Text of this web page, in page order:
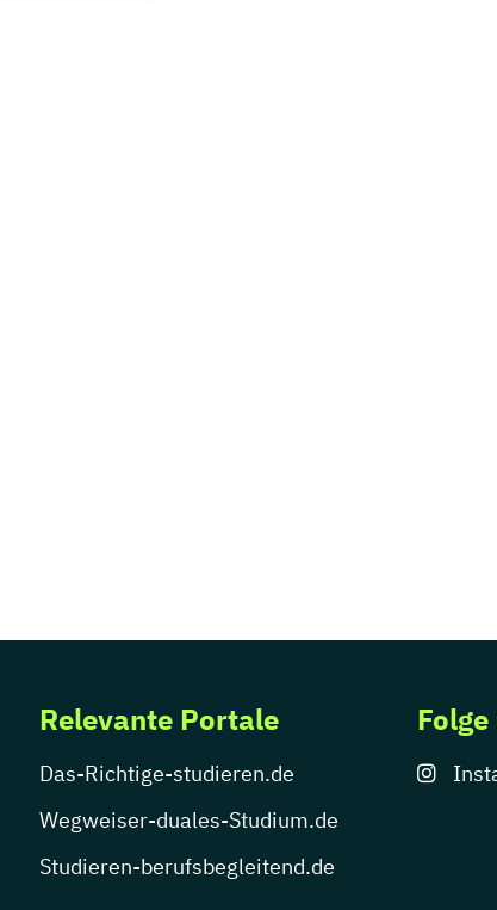
Relevante Portale
Das-Richtige-studieren.de
Wegweiser-duales-Studium.de
Studieren-berufsbegleitend.de